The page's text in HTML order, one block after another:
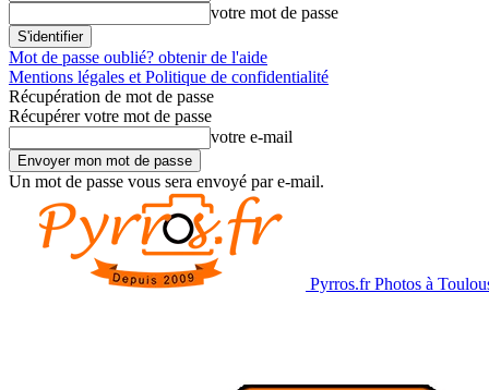
votre mot de passe
Mot de passe oublié? obtenir de l'aide
Mentions légales et Politique de confidentialité
Récupération de mot de passe
Récupérer votre mot de passe
votre e-mail
Un mot de passe vous sera envoyé par e-mail.
Pyrros.fr Photos à